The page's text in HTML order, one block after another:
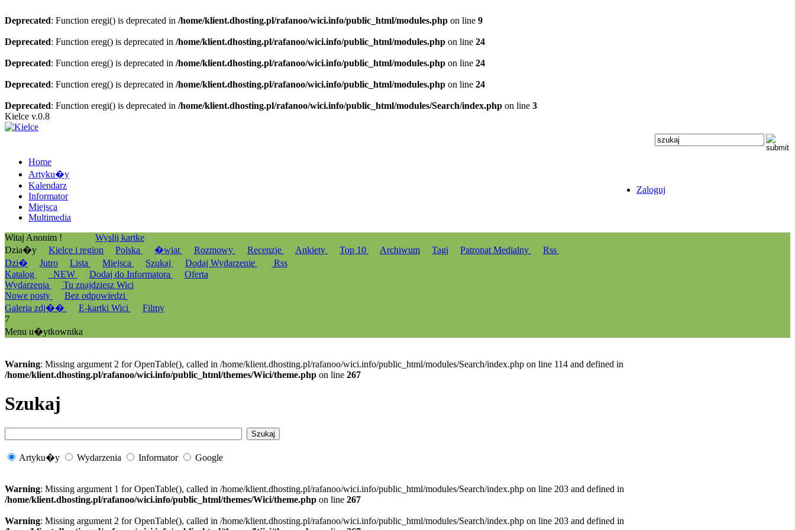
Deprecated: Function eregi() is deprecated in /home/klient.dhosting.pl/rafanoo/wici.info/public_html/modules.php on line 9
Deprecated: Function ereg() is deprecated in /home/klient.dhosting.pl/rafanoo/wici.info/public_html/modules.php on line 24
Deprecated: Function ereg() is deprecated in /home/klient.dhosting.pl/rafanoo/wici.info/public_html/modules.php on line 24
Deprecated: Function ereg() is deprecated in /home/klient.dhosting.pl/rafanoo/wici.info/public_html/modules.php on line 24
Deprecated: Function eregi() is deprecated in /home/klient.dhosting.pl/rafanoo/wici.info/public_html/modules/Search/index.php on line 3
Kielce v.0.8
Home
Artyku�y
Kalendarz
Informator
Miejsca
Multimedia
Zaloguj
Witaj Anonim !
Wyslij kartke
Dzia�y
Kielce i region Polska �wiat Rozmowy Recenzje Ankiety Top 10 Archiwum Tagi Patronat Medialny
Rss
Dzi�
Jutro Lista Miejsca Szukaj Dodaj Wydarzenie
Rss
Katalog
_NEW Dodaj do Informatora
Oferta
Wydarzenia
Tu znajdziesz Wici
Nowe posty
Bez odpowiedzi
Galeria zdj��
E-kartki Wici
Filmy
7
Menu u�ytkownika
Warning: Missing argument 2 for OpenTable(), called in /home/klient.dhosting.pl/rafanoo/wici.info/public_html/modules/Search/index.php on line 114 and defined in
/home/klient.dhosting.pl/rafanoo/wici.info/public_html/themes/Wici/theme.php on line 267
Szukaj
Artyku�y Wydarzenia Informator Google
Warning: Missing argument 1 for OpenTable(), called in /home/klient.dhosting.pl/rafanoo/wici.info/public_html/modules/Search/index.php on line 203 and defined in
/home/klient.dhosting.pl/rafanoo/wici.info/public_html/themes/Wici/theme.php on line 267
Warning: Missing argument 2 for OpenTable(), called in /home/klient.dhosting.pl/rafanoo/wici.info/public_html/modules/Search/index.php on line 203 and defined in